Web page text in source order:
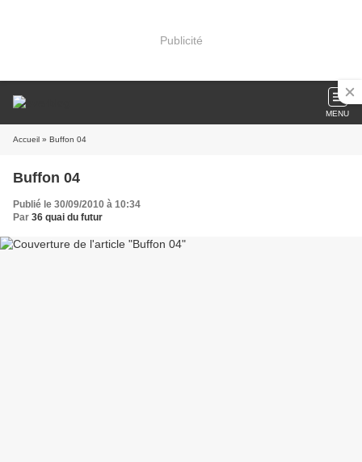
Publicité
MENU
Accueil » Buffon 04
Buffon 04
Publié le 30/09/2010 à 10:34
Par 36 quai du futur